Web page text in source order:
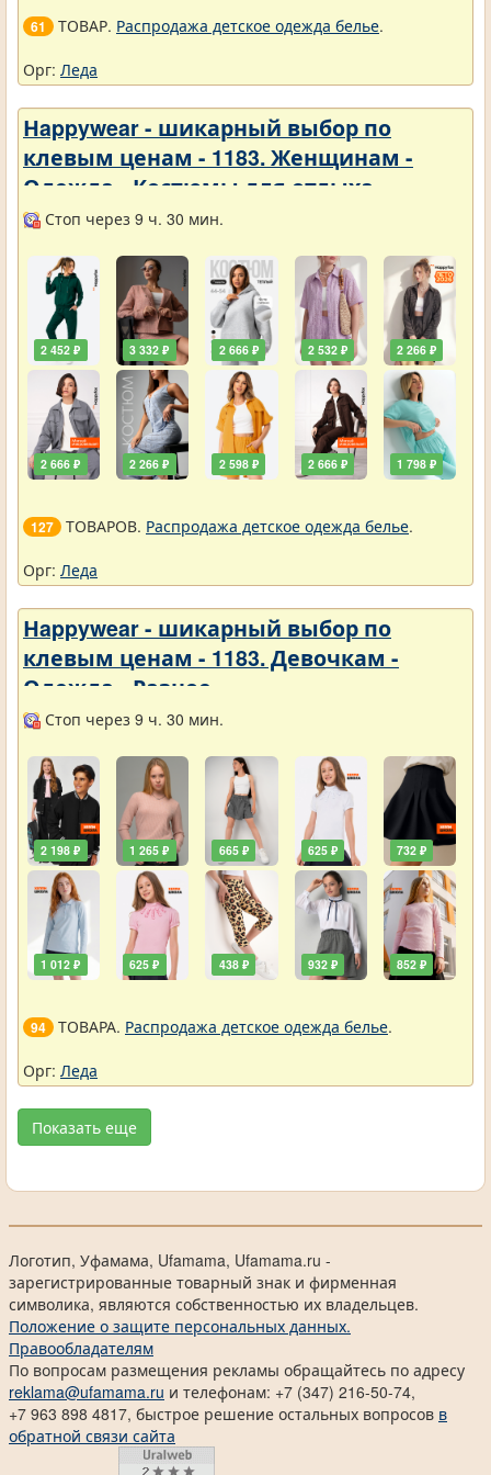
61 ТОВАР. Распродажа детское одежда белье.
Орг: Леда
Нappywear - шикарный выбор по
клевым ценам - 1183. Женщинам -
Одежда - Костюмы для отдыха
Стоп через 9 ч. 30 мин.
2 452 ₽
2 666 ₽
3 332 ₽
2 266 ₽
2 666 ₽
2 598 ₽
2 532 ₽
2 666 ₽
2 266 ₽
1 798 ₽
127 ТОВАРОВ. Распродажа детское одежда белье.
Орг: Леда
Нappywear - шикарный выбор по
клевым ценам - 1183. Девочкам -
Одежда - Разное
Стоп через 9 ч. 30 мин.
2 198 ₽
1 012 ₽
1 265 ₽
625 ₽
665 ₽
438 ₽
625 ₽
932 ₽
732 ₽
852 ₽
94 ТОВАРА. Распродажа детское одежда белье.
Орг: Леда
Показать еще
Логотип, Уфамама, Ufamama, Ufamama.ru -
зарегистрированные товарный знак и фирменная
символика, являются собственностью их владельцев.
Положение о защите персональных данных.
Правообладателям
По вопросам размещения рекламы обращайтесь по адресу
reklama@ufamama.ru и телефонам: +7 (347) 216-50-74,
+7 963 898 4817, быстрое решение остальных вопросов в
обратной связи сайта